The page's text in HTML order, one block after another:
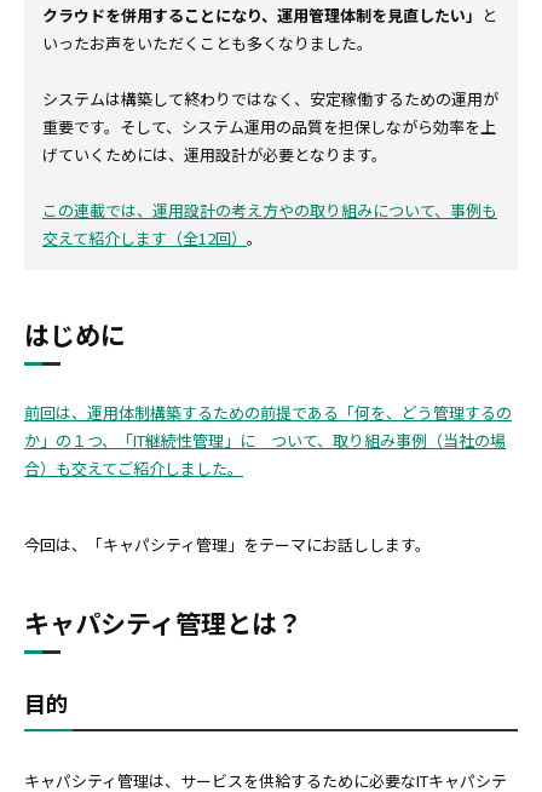
クラウドを併用することになり、運用管理体制を見直したい」 と
いったお声をいただくことも多くなりました。
システムは構築して終わりではなく、安定稼働するための運用が
重要です。そして、システム運用の品質を担保しながら効率を上
げていくためには、運用設計が必要となります。
この連載では、運用設計の考え方やの取り組みについて、事例も
交えて紹介します（全12回） 。
はじめに
前回は、運用体制構築するための前提である「何を、どう管理するの
か」の１つ、「IT継続性管理」に ついて、取り組み事例（当社の場
合）も交えてご紹介しました。
今回は、「キャパシティ管理」をテーマにお話しします。
キャパシティ管理とは？
目的
キャパシティ管理は、サービスを供給するために必要なITキャパシテ